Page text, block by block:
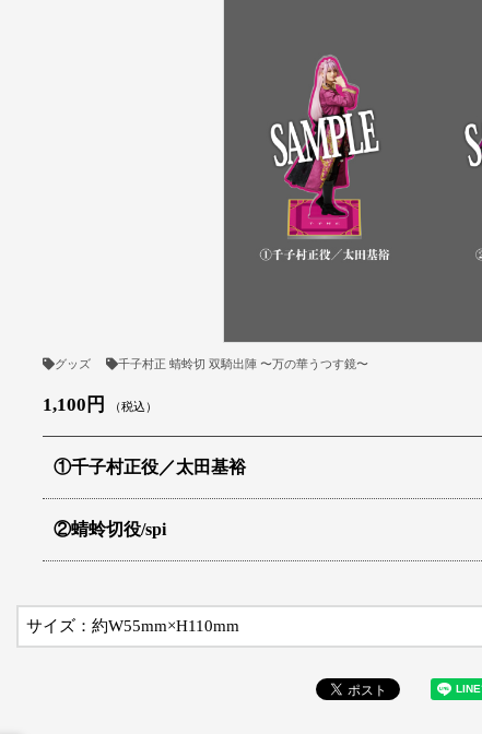
グッズ 千子村正 蜻蛉切 双騎出陣 〜万の華うつす鏡〜
1,100円 （税込）
①千子村正役／太田基裕
②蜻蛉切役/spi
サイズ：約W55mm×H110mm